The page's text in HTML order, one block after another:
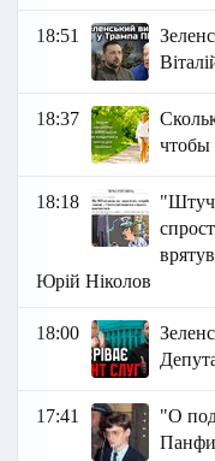
18:51
18:37
чтобы
18:18
Юрій Ніколов
18:00
17:41
"О